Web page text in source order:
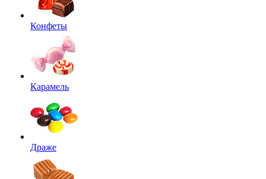
Конфеты
Карамель
Драже